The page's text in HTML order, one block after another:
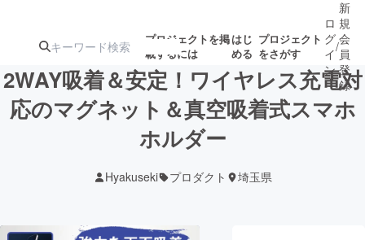
プロジェクトを掲
載するには
はじ
める
プロジェクト
をさがす
注目の新着プロ募集終了が近いプ
ロ
グ
イ
ン
/
新
規
会
員
登
録
2WAY吸着＆安定！ワイヤレス充電対
応のマグネット＆真空吸着式スマホ
ホルダー
Hyakuseki プロダクト 埼玉県